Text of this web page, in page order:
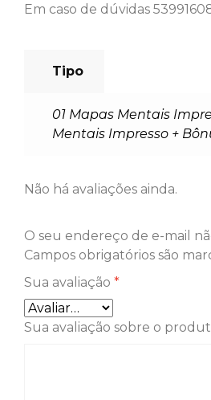
Em caso de dúvidas
Tipo
01 Mapas Mentais
Mentais Impresso +
Não há avaliações ainda.
O seu endereço de e-mail
Campos obrigatórios são
Sua avaliação *
Sua avaliação sobre o